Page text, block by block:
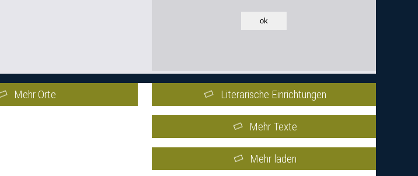
ok
Mehr Orte Literarische Einrichtungen
Mehr Texte
Mehr laden